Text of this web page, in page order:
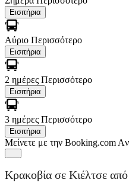
Εισιτήρια
Αύριο Περισσότερο
Εισιτήρια
2 ημέρες Περισσότερο
Εισιτήρια
3 ημέρες Περισσότερο
Εισιτήρια
Μείνετε με την Booking.com
Κρακοβία σε Κιέλτσε